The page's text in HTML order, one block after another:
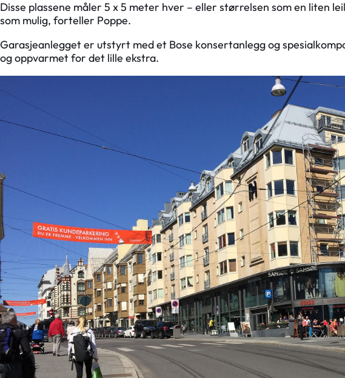
Disse plassene måler 5 x 5 meter hver – eller størrelsen som en liten
som mulig, forteller Poppe.
Garasjeanlegget er utstyrt med et Bose konsertanlegg og
og oppvarmet for det lille ekstra.